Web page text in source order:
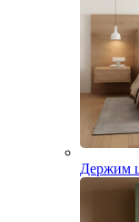
Держим